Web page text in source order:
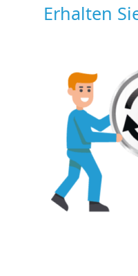
Erhalten